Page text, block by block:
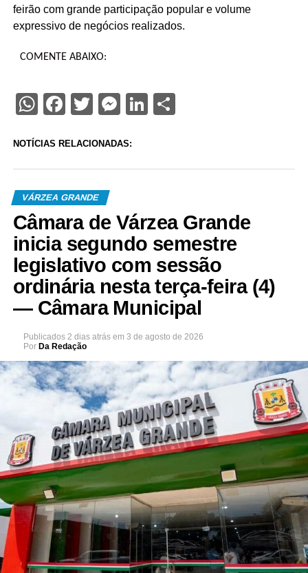
feirão com grande participação popular e volume
expressivo de negócios realizados.
COMENTE ABAIXO:
WhatsApp
Facebook
TwitterMessenger
LinkedIn
NOTÍCIAS RELACIONADAS:
VÁRZEA GRANDE
Câmara de Várzea Grande
inicia segundo semestre
legislativo com sessão
ordinária nesta terça-feira (4)
— Câmara Municipal
Publicados 2 dias atrás em 3 de agosto de 2026
Por Da Redação